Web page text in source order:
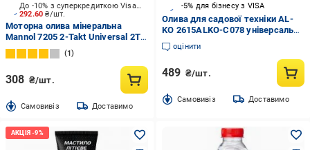
292.60₴/шт.
До -10% з суперкредиткою Visa Вигода
Моторна олива мінеральна
Mannol 7205 2-Takt Universal 2T 1
л (17172)
1
308 ₴/шт.
Cамовивіз Доставимо
-5% для бізнесу з VISA
Олива для садової техніки AL-
KO 2615ALKO-C078 універсальна
напівсинтетична 2-тактна
оцінити
489 ₴/шт.
Cамовивіз Доставимо